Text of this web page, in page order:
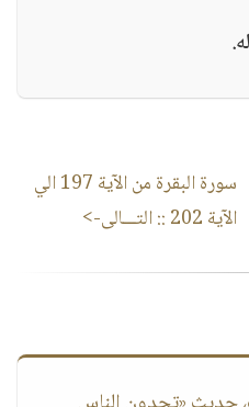
سورة البقرة من الآية 197 الي
الآية 202
:: التـــالى->